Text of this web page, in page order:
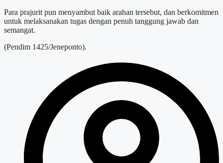
Para prajurit pun menyambut baik arahan tersebut, dan berkomitmen
untuk melaksanakan tugas dengan penuh tanggung jawab dan
semangat.
(Pendim 1425/Jeneponto).